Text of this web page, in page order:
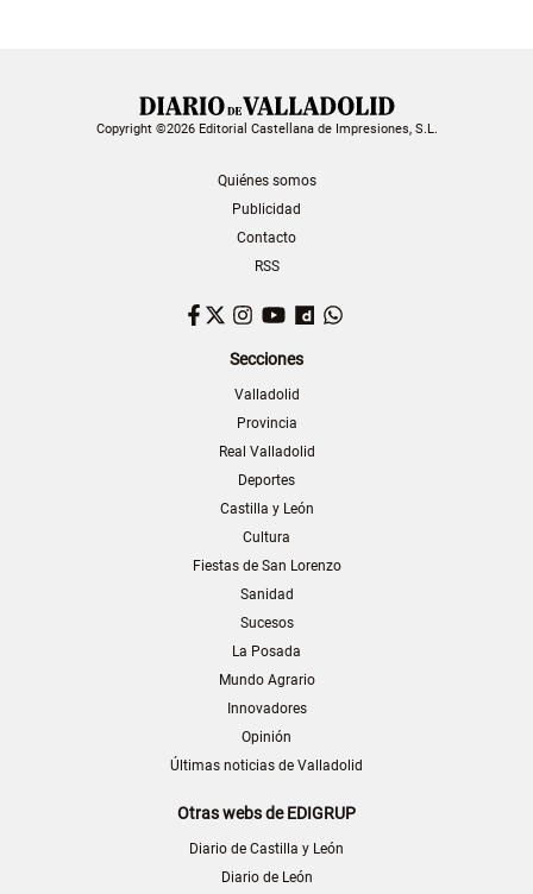
Copyright ©2026 Editorial Castellana de Impresiones, S.L.
Quiénes somos
Publicidad
Contacto
RSS
Facebook
TwitterInstagram
YouTubeDailymotion
Secciones
Valladolid
Provincia
Real Valladolid
Deportes
Castilla y León
Cultura
Fiestas de San Lorenzo
Sanidad
Sucesos
La Posada
Mundo Agrario
Innovadores
Opinión
Últimas noticias de Valladolid
Otras webs de EDIGRUP
Diario de Castilla y León
Diario de León